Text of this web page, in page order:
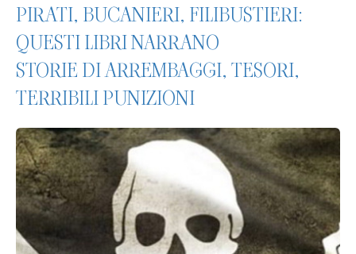
PIRATI, BUCANIERI, FILIBUSTIERI:
QUESTI LIBRI NARRANO
STORIE DI ARREMBAGGI, TESORI,
TERRIBILI PUNIZIONI